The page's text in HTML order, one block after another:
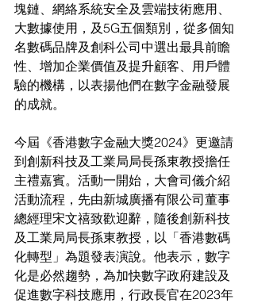
塊鏈、網絡系統安全及雲端技術應用、
大數據使用，及5G五個類別，從多個知
名數碼品牌及創科公司中選出最具前瞻
性、增加企業價值及提升顧客、用戶體
驗的機構，以表揚他們在數字金融發展
的成就。
今屆《香港數字金融大獎2024》更邀請
到創新科技及工業局局長孫東教授擔任
主禮嘉賓。活動一開始，大會司儀介紹
活動流程，先由新城廣播有限公司董事
總經理宋文禧致歡迎辭，隨後創新科技
及工業局局長孫東教授，以「香港數碼
化轉型」為題發表演說。他表示，數字
化是必然趨勢，為加快數字政府建設及
促進數字科技應用，行政長官在2023年